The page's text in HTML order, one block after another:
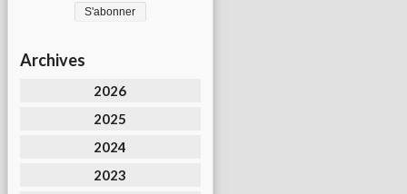
Archives
2026
2025
2024
2023